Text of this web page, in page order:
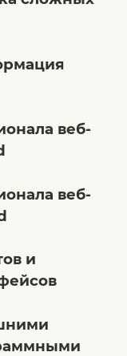
веб-
веб-
и